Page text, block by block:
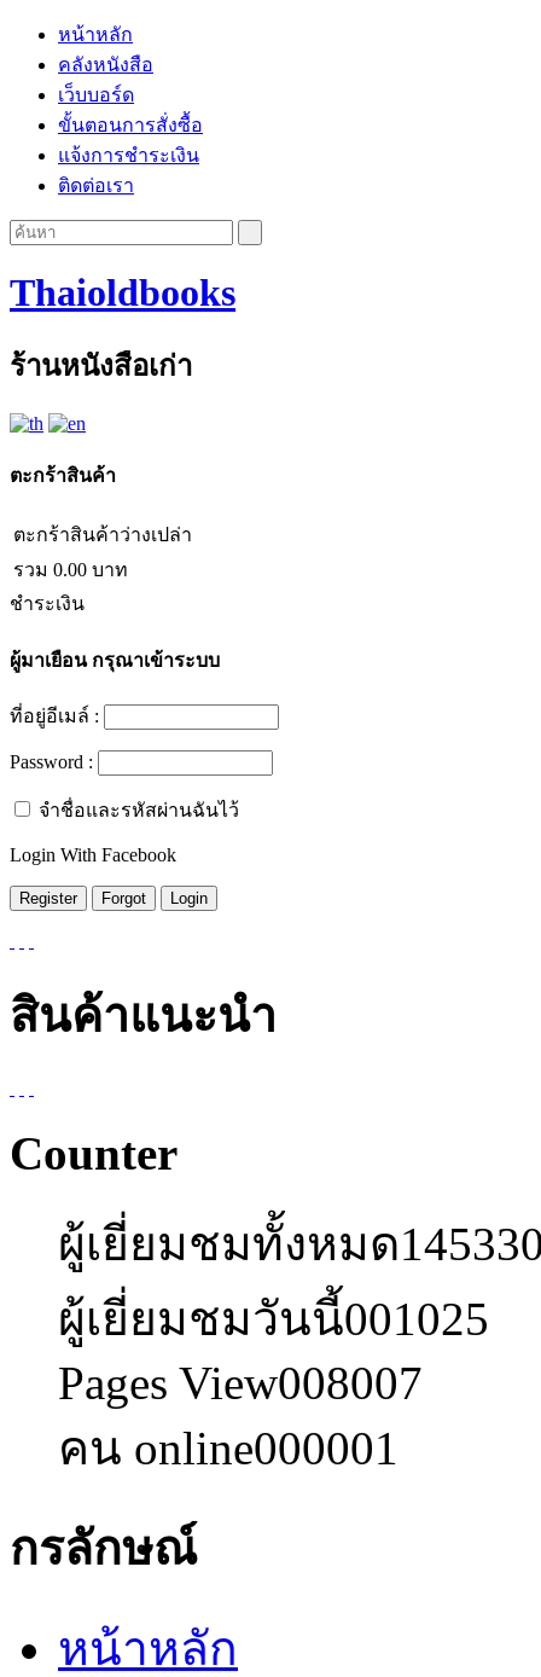
หน้าหลัก
คลังหนังสือ
เว็บบอร์ด
ขั้นตอนการสั่งซื้อ
แจ้งการชำระเงิน
ติดต่อเรา
Thaioldbooks
ร้านหนังสือเก่า
ตะกร้าสินค้า
ตะกร้าสินค้าว่างเปล่า
รวม 0.00 บาท
ชำระเงิน
ผู้มาเยือนกรุณาเข้าระบบ
ที่อยู่อีเมล์ :
Password :
จำชื่อและรหัสผ่านฉันไว้
Login With Facebook
สินค้าแนะนำ
Counter
ผู้เยี่ยมชมทั้งหมด
ผู้เยี่ยมชมวันนี้001025
Pages View008007
คน online000001
กรลักษณ์
หน้าหลัก